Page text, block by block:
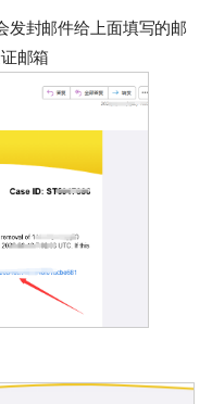
发封邮件给上面填写的邮
邮箱